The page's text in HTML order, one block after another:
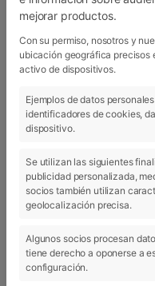
ETIQUETA
DEL GOBIERNO
ARCHIVO
28 Jun 2017
mejorar productos.
Con su permiso, nosotros y
ubicación geográfica
activo de dispositivos.
Ejemplos de datos
identificadores de cookies,
dispositivo.
Se utilizan las siguientes
publicidad personalizada,
socios también utilizan
geolocalización precisa.
Algunos socios procesan
tiene derecho a oponerse a
configuración.